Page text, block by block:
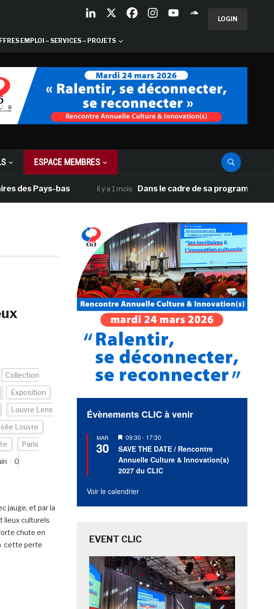
LOGIN
EMPLOI – SERVICES – PROJETS
ESPACE MEMBRES
Pays-bas il y a 1 mois Dans le cadre de sa programmation
Collection
Exposition
Louvre Lens
Louvre
Paris
0
jauge, et par la
lieux culturels
chute en
cette perte
Évènements CLIC à venir
MAR
30
Mis
en
avant
09:30 - 17:30
SAVE THE DATE / Rencontre
Annuelle Culture & Innovation(s)
2027 du CLIC
Voir le calendrier
EVENT CLIC